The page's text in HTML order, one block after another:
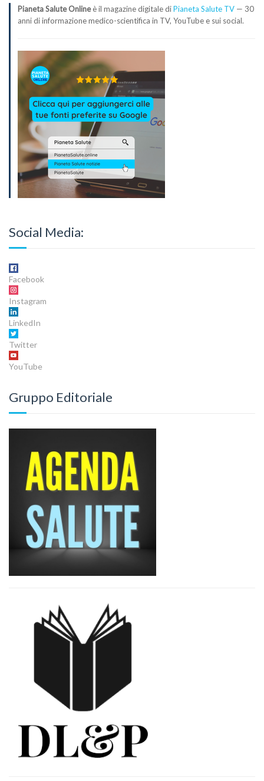
Pianeta Salute Onlineè il magazine digitale diPianeta Salute TV — 30
anni di informazione medico-scientifica in TV, YouTube e sui social.
Social Media:
Facebook
Instagram
LinkedIn
Twitter
YouTube
Gruppo Editoriale